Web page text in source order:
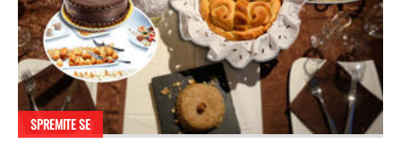
SPREMITE SE